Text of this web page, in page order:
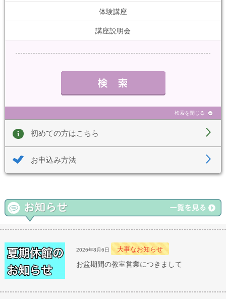
体験講座
講座説明会
検索を閉じる
初めての方はこちら
お申込み方法
2026年8月6日 大事なお知らせ
お盆期間の教室営業につきまして